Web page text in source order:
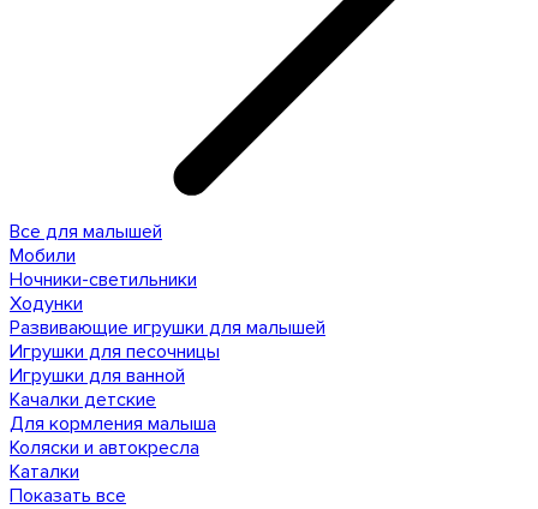
Все для малышей
Мобили
Ночники-светильники
Ходунки
Развивающие игрушки для малышей
Игрушки для песочницы
Игрушки для ванной
Качалки детские
Для кормления малыша
Коляски и автокресла
Каталки
Показать все